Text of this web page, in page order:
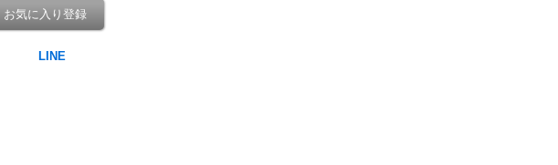
お気に入り登録